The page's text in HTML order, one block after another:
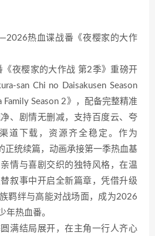
热血谍战番《夜樱家的大作
夜樱家的大作战 第2季》重磅开
san Chi no Daisakusen Season
Family Season 2》，配备完整精准
、剧情无删减，支持百度云、夸
道下载，资源齐全稳定。作为
正统续篇，动画承接第一季热血基
情与喜剧交织的独特风格，在温
叙事中开启全新篇章，凭借升级
羁绊与高能对战场面，成为2026
年热血番。
满结局展开，在主角一行人齐心